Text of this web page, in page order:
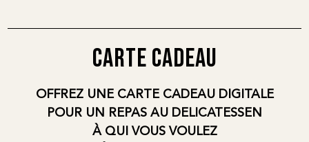
carte cadeau
OFFREZ UNE CARTE CADEAU DIGITALE
POUR UN REPAS AU DELICATESSEN
À QUI VOUS VOULEZ